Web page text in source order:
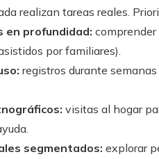
realizan tareas reales.
en profundidad: comprender
por familiares).
registros durante
visitas al hogar
segmentados: explorar